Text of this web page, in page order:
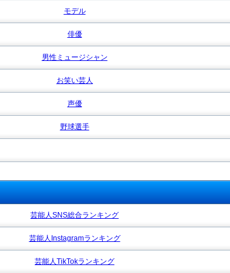
モデル
俳優
男性ミュージシャン
お笑い芸人
声優
野球選手
芸能人SNS総合ランキング
芸能人Instagramランキング
芸能人TikTokランキング